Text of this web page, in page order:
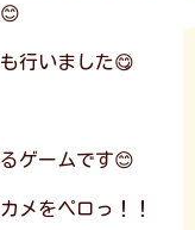
行いました😋
ゲームです😊
メをペロっ！！